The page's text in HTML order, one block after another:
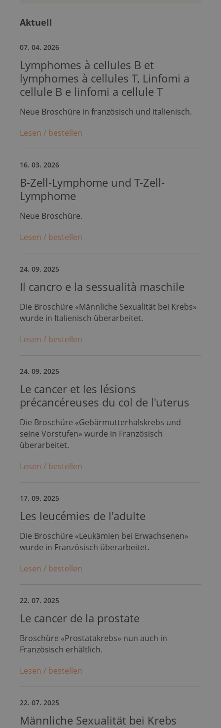
Aktuell
07. 04. 2026
Lymphomes à cellules B et
lymphomes à cellules T, Linfomi a
cellule B e linfomi a cellule T
Neue Broschüre in französisch und italienisch.
Lesen / bestellen
16. 03. 2026
B-Zell-Lymphome und T-Zell-
Lymphome
Neue Broschüre.
Lesen / bestellen
24. 09. 2025
Il cancro e la sessualità maschile
Die Broschüre «Männliche Sexualität bei Krebs»
wurde in Italienisch überarbeitet.
Lesen / bestellen
24. 09. 2025
Le cancer et les lésions
précancéreuses du col de l'uterus
Die Broschüre «Gebärmutterhalskrebs und
seine Vorstufen» wurde in Französisch
überarbeitet.
Lesen / bestellen
17. 09. 2025
Les leu­cé­mies de l'adulte
Die Broschüre «Leukämien bei Erwachsenen»
wurde in Französisch überarbeitet.
Lesen / bestellen
22. 07. 2025
Le cancer de la prostate
Broschüre «Prostatakrebs» nun auch in
Französisch erhältlich.
Lesen / bestellen
22. 07. 2025
Männliche Sexualität bei Krebs